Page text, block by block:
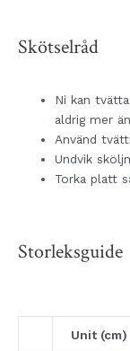
Skötselråd
Ni kan
aldrig mer
Använd
Undvik
Torka platt
Storleksguide
Unit (cm)